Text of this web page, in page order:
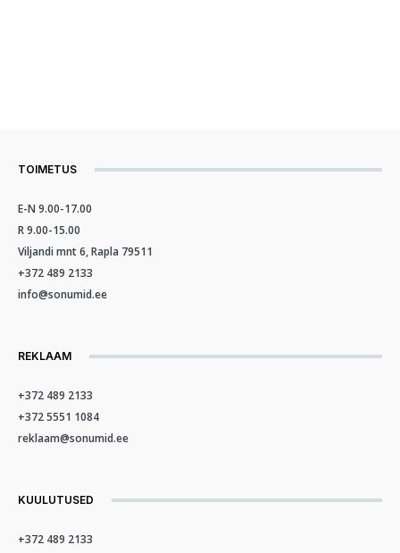
TOIMETUS
E-N 9.00-17.00
R 9.00-15.00
Viljandi mnt 6, Rapla 79511
+372 489 2133
info@sonumid.ee
REKLAAM
+372 489 2133
+372 5551 1084
reklaam@sonumid.ee
KUULUTUSED
+372 489 2133